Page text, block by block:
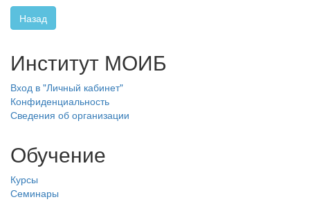
Назад
Институт МОИБ
Вход в "Личный кабинет"
Конфиденциальность
Сведения об организации
Обучение
Курсы
Семинары